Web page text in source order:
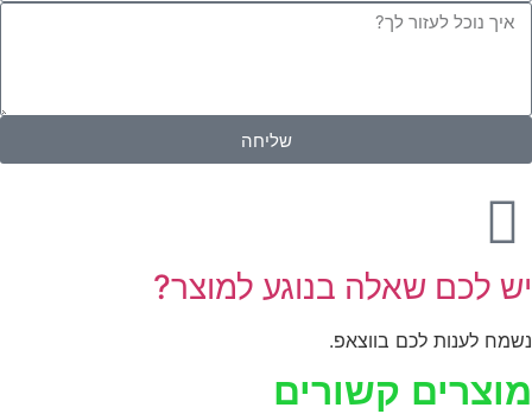
שליחה
יש לכם שאלה בנוגע למוצר?
נשמח לענות לכם בווצאפ.
מוצרים קשורים